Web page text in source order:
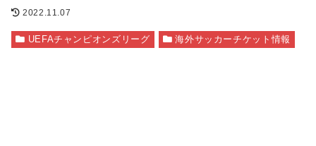
2022.11.07
UEFAチャンピオンズリーグ 海外サッカーチケット情報